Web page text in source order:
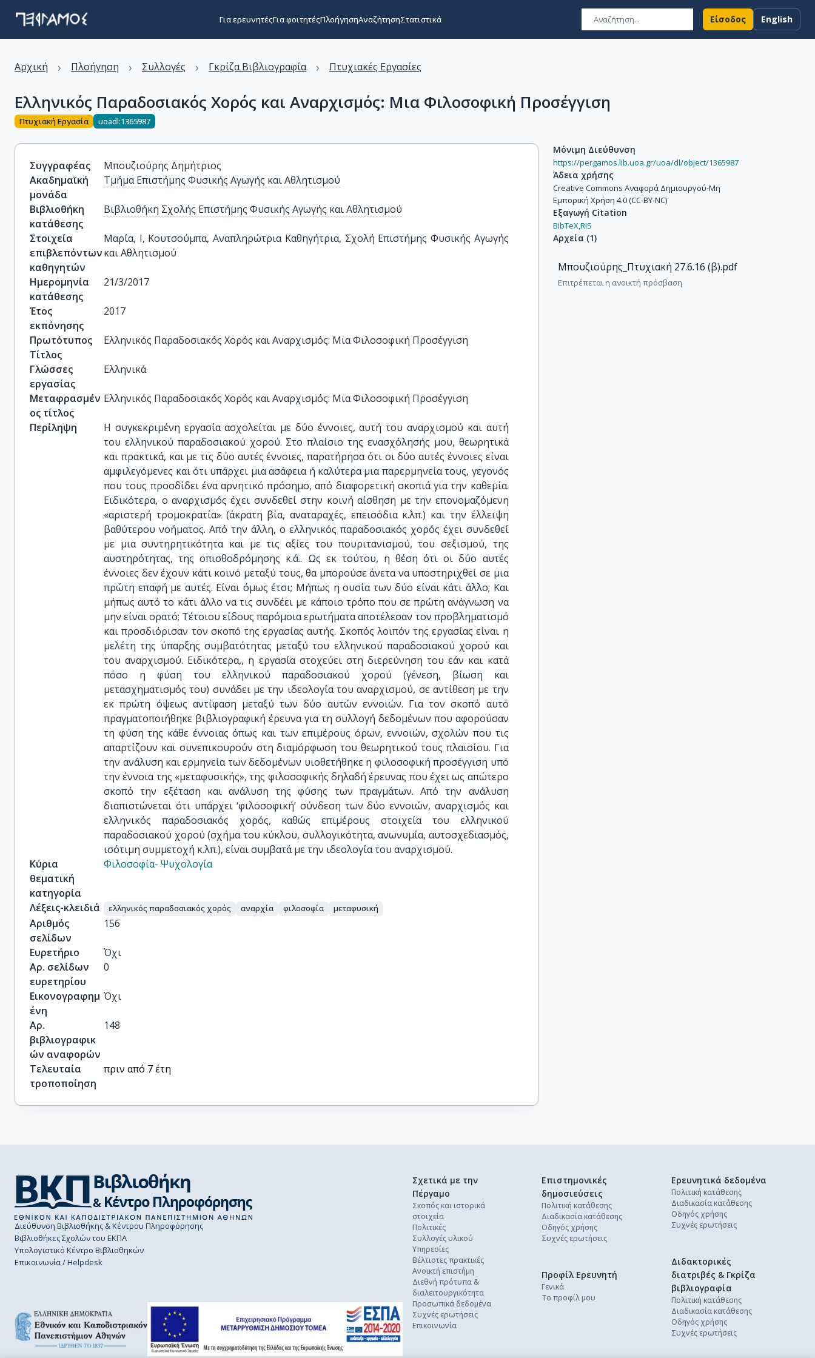
Για ερευνητέςΓια φοιτητέςΠλοήγησηΑναζήτησηΣτατιστικά Είσοδος English
Αρχική › Πλοήγηση › Συλλογές › Γκρίζα Βιβλιογραφία › Πτυχιακές Εργασίες
Ελληνικός Παραδοσιακός Χορός και Αναρχισμός: Μια Φιλοσοφική Προσέγγιση
Πτυχιακή Εργασία uoadl:1365987
Συγγραφέας
Μπουζιούρης Δημήτριος
Ακαδημαϊκή
μονάδα
Τμήμα Επιστήμης Φυσικής Αγωγής και Αθλητισμού
Βιβλιοθήκη
κατάθεσης
Βιβλιοθήκη Σχολής Επιστήμης Φυσικής Αγωγής και Αθλητισμού
Στοιχεία
επιβλεπόντων
καθηγητών
Μαρία, Ι, Κουτσούμπα, Αναπληρώτρια Καθηγήτρια, Σχολή Επιστήμης Φυσικής Αγωγής
και Αθλητισμού
Ημερομηνία
κατάθεσης
21/3/2017
Έτος
εκπόνησης
2017
Πρωτότυπος
Τίτλος
Ελληνικός Παραδοσιακός Χορός και Αναρχισμός: Μια Φιλοσοφική Προσέγγιση
Γλώσσες
εργασίας
Ελληνικά
Μεταφρασμέν
ος τίτλος
Ελληνικός Παραδοσιακός Χορός και Αναρχισμός: Μια Φιλοσοφική Προσέγγιση
Περίληψη
Η συγκεκριμένη εργασία ασχολείται με δύο έννοιες, αυτή του αναρχισμού και αυτή
του ελληνικού παραδοσιακού χορού. Στο πλαίσιο της ενασχόλησής μου, θεωρητικά
και πρακτικά, και με τις δύο αυτές έννοιες, παρατήρησα ότι οι δύο αυτές έννοιες είναι
αμφιλεγόμενες και ότι υπάρχει μια ασάφεια ή καλύτερα μια παρερμηνεία τους, γεγονός
που τους προσδίδει ένα αρνητικό πρόσημο, από διαφορετική σκοπιά για την καθεμία.
Ειδικότερα, ο αναρχισμός έχει συνδεθεί στην κοινή αίσθηση με την επονομαζόμενη
«αριστερή τρομοκρατία» (άκρατη βία, αναταραχές, επεισόδια κ.λπ.) και την έλλειψη
βαθύτερου νοήματος. Από την άλλη, ο ελληνικός παραδοσιακός χορός έχει συνδεθεί
με μια συντηρητικότητα και με τις αξίες του πουριτανισμού, του σεξισμού, της
αυστηρότητας, της οπισθοδρόμησης κ.ά.. Ως εκ τούτου, η θέση ότι οι δύο αυτές
έννοιες δεν έχουν κάτι κοινό μεταξύ τους, θα μπορούσε άνετα να υποστηριχθεί σε μια
πρώτη επαφή με αυτές. Είναι όμως έτσι; Μήπως η ουσία των δύο είναι κάτι άλλο; Και
μήπως αυτό το κάτι άλλο να τις συνδέει με κάποιο τρόπο που σε πρώτη ανάγνωση να
μην είναι ορατό; Τέτοιου είδους παρόμοια ερωτήματα αποτέλεσαν τον προβληματισμό
και προσδιόρισαν τον σκοπό της εργασίας αυτής. Σκοπός λοιπόν της εργασίας είναι η
μελέτη της ύπαρξης συμβατότητας μεταξύ του ελληνικού παραδοσιακού χορού και
του αναρχισμού. Ειδικότερα,, η εργασία στοχεύει στη διερεύνηση του εάν και κατά
πόσο η φύση του ελληνικού παραδοσιακού χορού (γένεση, βίωση και
μετασχηματισμός του) συνάδει με την ιδεολογία του αναρχισμού, σε αντίθεση με την
εκ πρώτη όψεως αντίφαση μεταξύ των δύο αυτών εννοιών. Για τον σκοπό αυτό
πραγματοποιήθηκε βιβλιογραφική έρευνα για τη συλλογή δεδομένων που αφορούσαν
τη φύση της κάθε έννοιας όπως και των επιμέρους όρων, εννοιών, σχολών που τις
απαρτίζουν και συνεπικουρούν στη διαμόρφωση του θεωρητικού τους πλαισίου. Για
την ανάλυση και ερμηνεία των δεδομένων υιοθετήθηκε η φιλοσοφική προσέγγιση υπό
την έννοια της «μεταφυσικής», της φιλοσοφικής δηλαδή έρευνας που έχει ως απώτερο
σκοπό την εξέταση και ανάλυση της φύσης των πραγμάτων. Από την ανάλυση
διαπιστώνεται ότι υπάρχει ‘φιλοσοφική’ σύνδεση των δύο εννοιών, αναρχισμός και
ελληνικός παραδοσιακός χορός, καθώς επιμέρους στοιχεία του ελληνικού
παραδοσιακού χορού (σχήμα του κύκλου, συλλογικότητα, ανωνυμία, αυτοσχεδιασμός,
ισότιμη συμμετοχή κ.λπ.), είναι συμβατά με την ιδεολογία του αναρχισμού.
Κύρια
θεματική
κατηγορία
Φιλοσοφία- Ψυχολογία
Λέξεις-κλειδιά ελληνικός παραδοσιακός χορός αναρχία φιλοσοφία μεταφυσική
Αριθμός
σελίδων
156
Ευρετήριο
Όχι
Αρ. σελίδων
ευρετηρίου
0
Εικονογραφημ
ένη
Όχι
Αρ.
βιβλιογραφικ
ών αναφορών
148
Τελευταία
τροποποίηση
πριν από 7 έτη
Μόνιμη Διεύθυνση
https://pergamos.lib.uoa.gr/uoa/dl/object/1365987
Άδεια χρήσης
Creative Commons Αναφορά Δημιουργού-Μη
Εμπορική Χρήση 4.0 (CC-BY-NC)
Εξαγωγή Citation
BibTeX,RIS
Αρχεία (1)
Μπουζιούρης_Πτυχιακή 27.6.16 (β).pdf
Επιτρέπεται η ανοικτή πρόσβαση
Διεύθυνση Βιβλιοθήκης & Κέντρου Πληροφόρησης
Βιβλιοθήκες Σχολών του ΕΚΠΑ
Υπολογιστικό Κέντρο Βιβλιοθηκών
Επικοινωνία / Helpdesk
Σχετικά με την
Πέργαμο
Σκοπός και ιστορικά
στοιχεία
Πολιτικές
Συλλογές υλικού
Υπηρεσίες
Βέλτιστες πρακτικές
Ανοικτή επιστήμη
Διεθνή πρότυπα &
διαλειτουργικότητα
Προσωπικά δεδομένα
Συχνές ερωτήσεις
Επικοινωνία
Επιστημονικές
δημοσιεύσεις
Πολιτική κατάθεσης
Διαδικασία κατάθεσης
Οδηγός χρήσης
Συχνές ερωτήσεις
Ερευνητικά δεδομένα
Πολιτική κατάθεσης
Διαδικασία κατάθεσης
Οδηγός χρήσης
Συχνές ερωτήσεις
Διδακτορικές
διατριβές & Γκρίζα
βιβλιογραφία
Πολιτική κατάθεσης
Διαδικασία κατάθεσης
Οδηγός χρήσης
Συχνές ερωτήσεις
Προφίλ Ερευνητή
Γενικά
Το προφίλ μου